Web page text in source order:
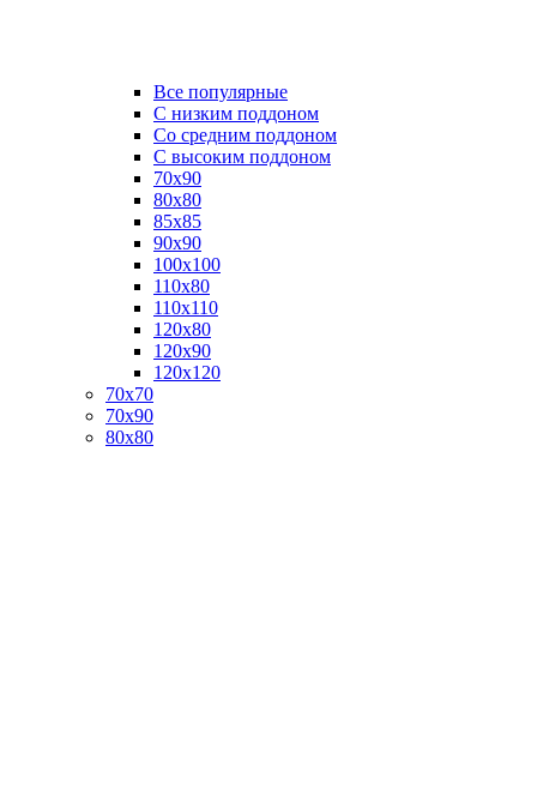
Все популярные
C низким поддоном
Со средним поддоном
С высоким поддоном
70х90
80х80
85х85
90х90
100х100
110х80
110х110
120х80
120х90
120х120
70х70
70х90
80х80